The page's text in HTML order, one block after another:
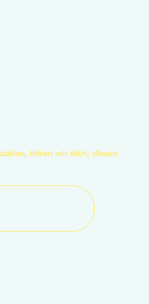
bitten wir dich, diesen